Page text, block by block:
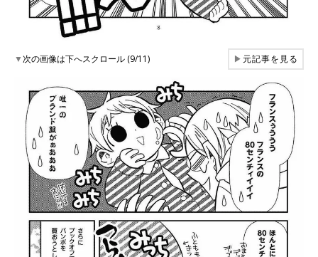
▼次の画像は下へスクロール (9/11) ▶元記事を見る